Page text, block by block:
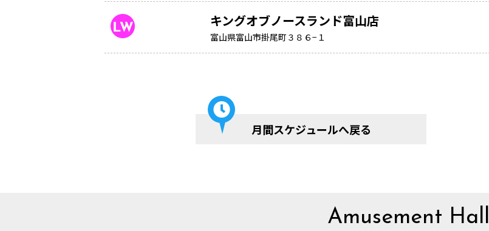
キングオブノースランド富山店
富山県富山市掛尾町３８６−１
月間スケジュールへ戻る
Amusement Hall